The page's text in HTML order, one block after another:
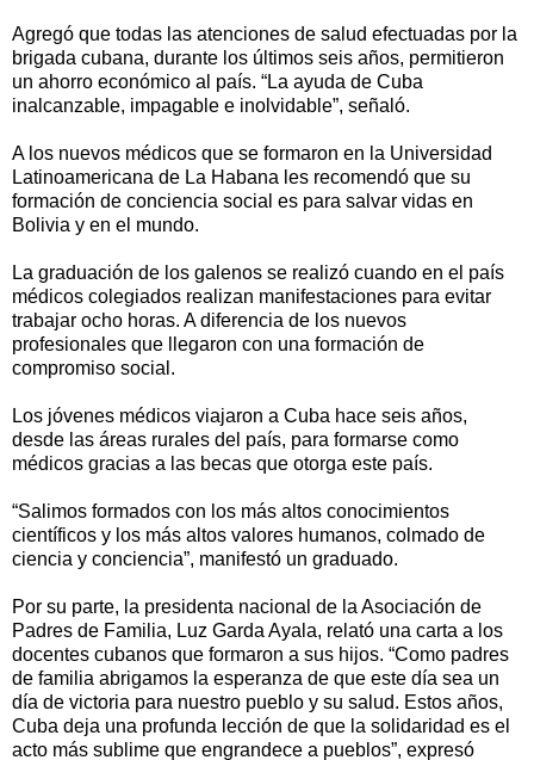
Agregó que todas las atenciones de salud efectuadas por la
brigada cubana, durante los últimos seis años, permitieron
un ahorro económico al país. “La ayuda de Cuba
inalcanzable, impagable e inolvidable”, señaló.
A los nuevos médicos que se formaron en la Universidad
Latinoamericana de La Habana les recomendó que su
formación de conciencia social es para salvar vidas en
Bolivia y en el mundo.
La graduación de los galenos se realizó cuando en el país
médicos colegiados realizan manifestaciones para evitar
trabajar ocho horas. A diferencia de los nuevos
profesionales que llegaron con una formación de
compromiso social.
Los jóvenes médicos viajaron a Cuba hace seis años,
desde las áreas rurales del país, para formarse como
médicos gracias a las becas que otorga este país.
“Salimos formados con los más altos conocimientos
científicos y los más altos valores humanos, colmado de
ciencia y conciencia”, manifestó un graduado.
Por su parte, la presidenta nacional de la Asociación de
Padres de Familia, Luz Garda Ayala, relató una carta a los
docentes cubanos que formaron a sus hijos. “Como padres
de familia abrigamos la esperanza de que este día sea un
día de victoria para nuestro pueblo y su salud. Estos años,
Cuba deja una profunda lección de que la solidaridad es el
acto más sublime que engrandece a pueblos”, expresó